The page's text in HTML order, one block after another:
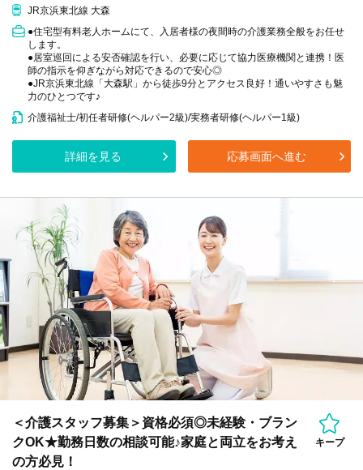
JR京浜東北線 大森
●住宅型有料老人ホームにて、入居者様の夜間時の介護業務全般をお任せ
します。
●居室巡回による安否確認を行い、必要に応じて協力医療機関と連携！医
師の指示を仰ぎながら対応できるので安心◎
●JR京浜東北線「大森駅」から徒歩9分とアクセス良好！通いやすさも魅
力のひとつです♪
介護福祉士/初任者研修(ヘルパー2級)/実務者研修(ヘルパー1級)
詳細を見る 応募画面へ進む
＜介護スタッフ募集＞資格必須◎未経験・ブラン
クOK★勤務日数の相談可能♪家庭と両立をお考え
の方必見！
キープ